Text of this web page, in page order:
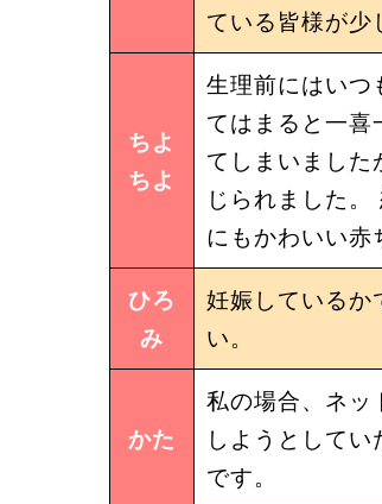
ている皆様が少
ちよ
ちよ
生理前にはいつ
てはまると一喜
てしまいまし
じられました
にもかわいい赤
ひろ
み
妊娠しているか
い。
かた
私の場合、ネッ
しようとして
です。